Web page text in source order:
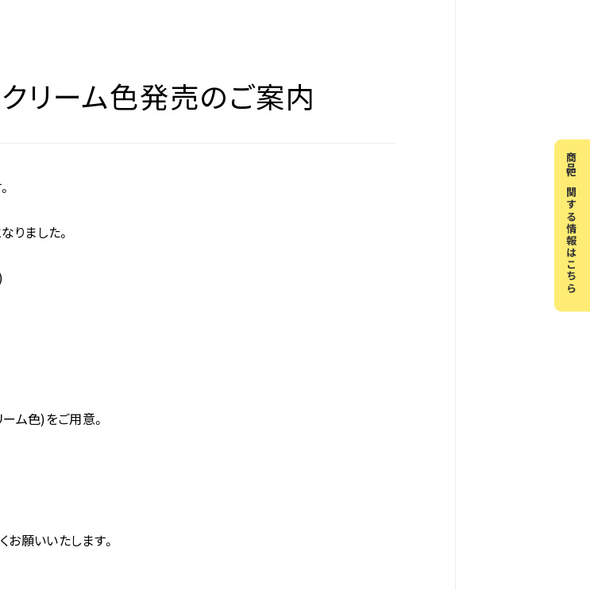
リーム色発売のご案内
りました。
ム色)をご用意。
お願いいたします。
商品に関する情報はこちら